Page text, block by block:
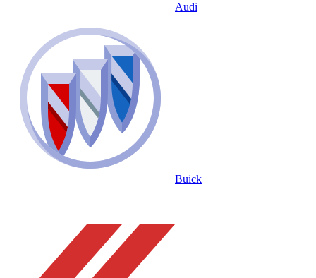
Audi
Buick